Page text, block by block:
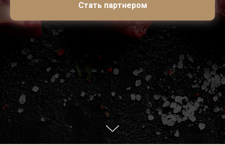
Стать партнером